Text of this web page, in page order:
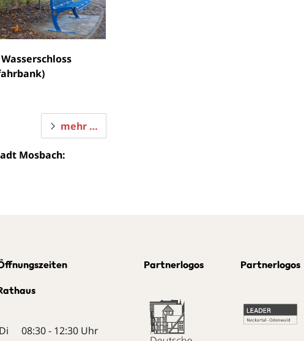
mehr …
Mosbach:
Di
08:30 - 12:30 Uhr
Partnerlogos Partnerlogos